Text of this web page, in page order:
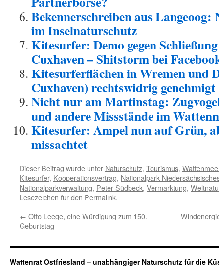
Bekennerschreiben aus Langeoog:
im Inselnaturschutz
Kitesurfer: Demo gegen
Cuxhaven – Shitstorm bei
Kitesurferflächen in Wremen und
Cuxhaven) rechtswidrig genehmigt
Nicht nur am Martinstag:
und andere Missstände im
Kitesurfer: Ampel nun auf Grün,
missachtet
Dieser Beitrag wurde unter Naturschutz, Tourismus,
Kitesurfer, Kooperationsvertrag, Nationalpark
Nationalparkverwaltung, Peter Südbeck, Vermarktung,
Lesezeichen für den Permalink.
← Otto Leege, eine Würdigung zum 150.
Geburtstag
Wattenrat Ostfriesland – unabhängiger Naturschutz für die